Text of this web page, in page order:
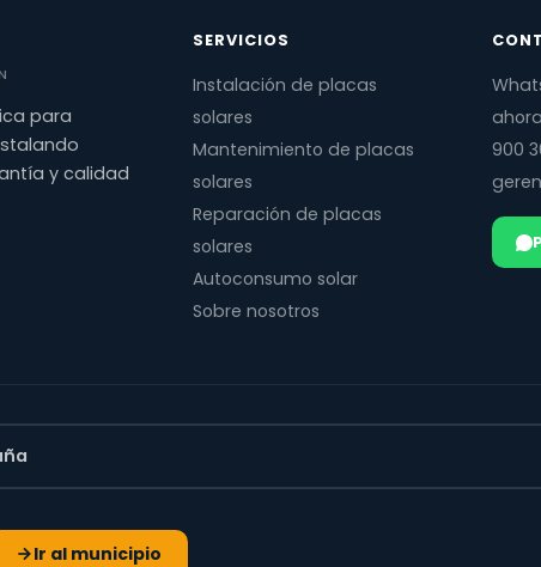
para
y calidad
SERVICIOS
Instalación de placas
solares
Mantenimiento de placas
solares
Reparación de placas
solares
Autoconsumo solar
Sobre nosotros
ahora
900
Ir al municipio